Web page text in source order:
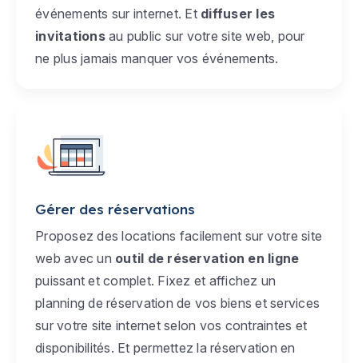
événements sur internet. Et diffuser les
invitationsau public sur votre site web, pour
ne plus jamais manquer vos événements.
Gérer des réservations
Proposez des locations facilement sur votre site
web avec un outil de réservation en ligne
puissant et complet. Fixez et affichez un
planning de réservation de vos biens et services
sur votre site internet selon vos contraintes et
disponibilités. Et permettez la réservation en